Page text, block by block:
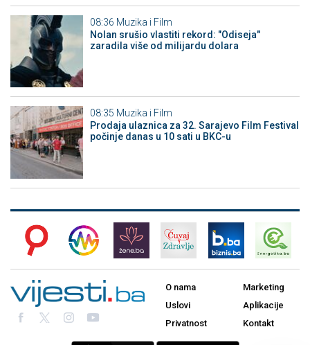
08:36 Muzika i Film
Nolan srušio vlastiti rekord: "Odiseja"
zaradila više od milijardu dolara
08:35 Muzika i Film
Prodaja ulaznica za 32. Sarajevo Film Festival
počinje danas u 10 sati u BKC-u
O nama
Uslovi
Privatnost
Marketing
Aplikacije
Kontakt